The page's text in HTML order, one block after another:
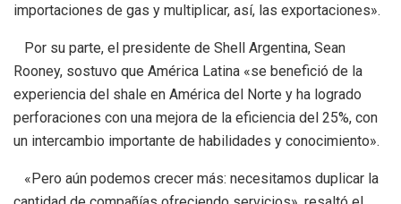
importaciones de gas y multiplicar, así, las exportaciones».
Por su parte, el presidente de Shell Argentina, Sean
Rooney, sostuvo que América Latina «se benefició de la
experiencia del shale en América del Norte y ha logrado
perforaciones con una mejora de la eficiencia del 25%, con
un intercambio importante de habilidades y conocimiento».
«Pero aún podemos crecer más: necesitamos duplicar la